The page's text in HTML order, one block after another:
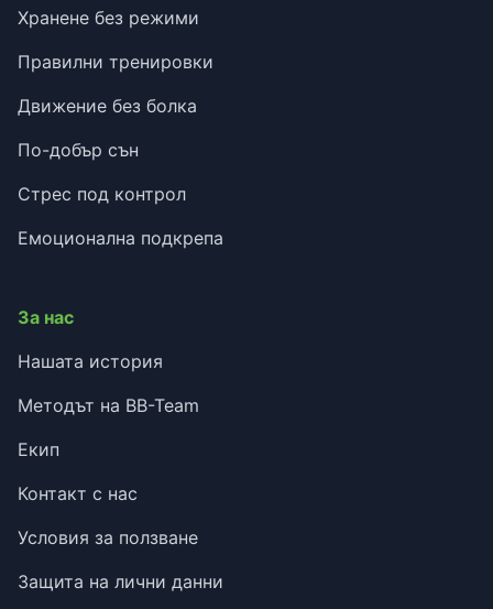
Хранене без режими
Правилни тренировки
Движение без болка
По-добър сън
Стрес под контрол
Емоционална подкрепа
За нас
Нашата история
Методът на BB-Team
Екип
Контакт с нас
Условия за ползване
Защита на лични данни